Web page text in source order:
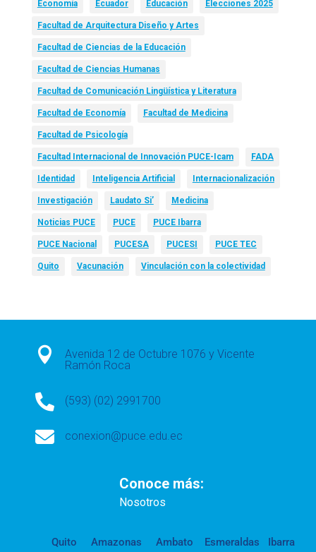
Economía Ecuador Educación Elecciones 2025
Facultad de Arquitectura Diseño y Artes
Facultad de Ciencias de la Educación
Facultad de Ciencias Humanas
Facultad de Comunicación Lingüística y Literatura
Facultad de Economía Facultad de Medicina
Facultad de Psicología
Facultad Internacional de Innovación PUCE-Icam FADA
Identidad Inteligencia Artificial Internacionalización
Investigación Laudato Si’ Medicina
Noticias PUCE PUCE PUCE Ibarra
PUCE Nacional PUCESA PUCESI PUCE TEC
Quito Vacunación Vinculación con la colectividad

Avenida 12 de Octubre 1076 y Vicente
Ramón Roca
 (593) (02) 2991700
 conexion@puce.edu.ec
Conoce más:
Nosotros
Quito Amazonas Ambato Esmeraldas
Ibarra